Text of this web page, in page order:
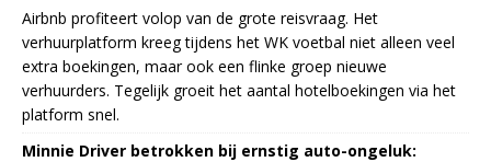
Airbnb profiteert volop van de grote reisvraag. Het
verhuurplatform kreeg tijdens het WK voetbal niet alleen veel
extra boekingen, maar ook een flinke groep nieuwe
verhuurders. Tegelijk groeit het aantal hotelboekingen via het
platform snel.
Minnie Driver betrokken bij ernstig auto-ongeluk: